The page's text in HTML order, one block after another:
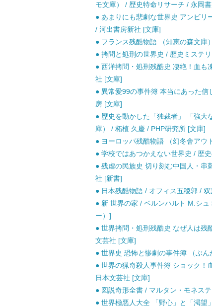
モ文庫） / 歴史特命リサーチ / 永岡
● あまりにも悲劇な世界史 アンビリ
/ 河出書房新社 [文庫]
● フランス残酷物語 （知恵の森文庫
● 拷問と処刑の世界史 / 歴史ミステ
● 西洋拷問・処刑残酷史 凄絶！血も
社 [文庫]
● 異常愛99の事件簿 本当にあった
房 [文庫]
● 歴史を動かした「独裁者」 「強大
庫） / 柘植 久慶 / PHP研究所 [文庫]
● ヨーロッパ残酷物語 （幻冬舎アウ
● 学校ではあつかえない世界史 / 歴
● 残虐の民族史 切り刻む中国人・串
社 [新書]
● 日本残酷物語 / オフィス五稜郭 /
● 新 世界の家 / ベルンハルト M.シ
ー）]
● 世界拷問・処刑残酷史 なぜ人は残
文芸社 [文庫]
● 世界史 恐怖と惨劇の事件簿 （ぶ
● 世界の猟奇殺人事件簿 ショック！
日本文芸社 [文庫]
● 図説奇形全書 / マルタン・モネス
● 世界極悪人大全 「野心」と「渇望